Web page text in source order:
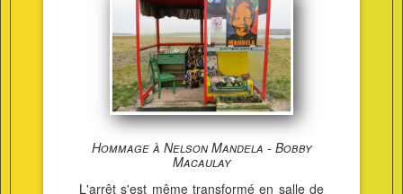
Hommage à Nelson Mandela - Bobby
Macaulay
L'arrêt s'est même transformé en salle de